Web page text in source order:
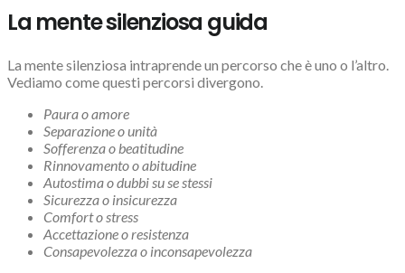
La mente silenziosa guida
La mente silenziosa intraprende un percorso che è uno o l’altro.
Vediamo come questi percorsi divergono.
Paura o amore
Separazione o unità
Sofferenza o beatitudine
Rinnovamento o abitudine
Autostima o dubbi su se stessi
Sicurezza o insicurezza
Comfort o stress
Accettazione o resistenza
Consapevolezza o inconsapevolezza